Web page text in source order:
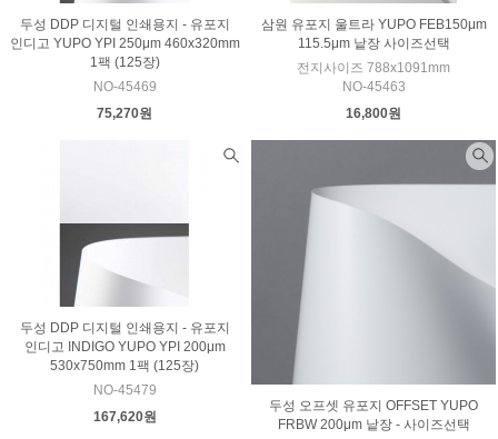
두성 DDP 디지털 인쇄용지 - 유포지
인디고 YUPO YPI 250μm 460x320mm
1팩 (125장)
NO-45469
75,270원
삼원 유포지 울트라 YUPO FEB150μm
115.5μm 낱장 사이즈선택
전지사이즈 788x1091mm
NO-45463
16,800원
두성 DDP 디지털 인쇄용지 - 유포지
인디고 INDIGO YUPO YPI 200μm
530x750mm 1팩 (125장)
NO-45479
167,620원
두성 오프셋 유포지 OFFSET YUPO
FRBW 200μm 낱장 - 사이즈선택